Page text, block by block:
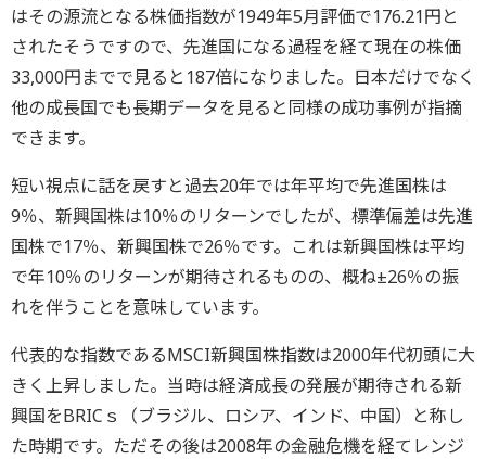
はその源流となる株価指数が1949年5月評価で176.21円と
されたそうですので、先進国になる過程を経て現在の株価
33,000円までで見ると187倍になりました。日本だけでなく
他の成長国でも長期データを見ると同様の成功事例が指摘
できます。
短い視点に話を戻すと過去20年では年平均で先進国株は
9％、新興国株は10％のリターンでしたが、標準偏差は先進
国株で17％、新興国株で26％です。これは新興国株は平均
で年10％のリターンが期待されるものの、概ね±26％の振
れを伴うことを意味しています。
代表的な指数であるMSCI新興国株指数は2000年代初頭に大
きく上昇しました。当時は経済成長の発展が期待される新
興国をBRICｓ（ブラジル、ロシア、インド、中国）と称し
た時期です。ただその後は2008年の金融危機を経てレンジ